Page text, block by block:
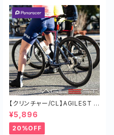
【クリンチャー/CL】AGILEST タ
イヤ オールラウンド ロードバイ
ク 軽い チューブド
¥5,896
20%OFF